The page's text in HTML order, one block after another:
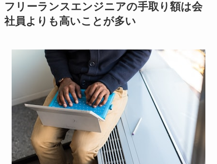
フリーランスエンジニアの手取り額は会
社員よりも高いことが多い